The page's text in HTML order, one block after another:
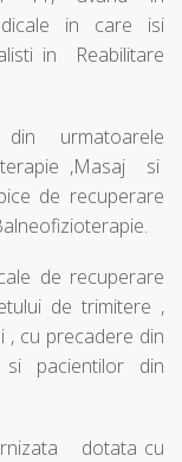
in care isi
in Reabilitare
urmatoarele
,Masaj si
de recuperare
de recuperare
de trimitere ,
, cu precadere din
si pacientilor din
dotata cu